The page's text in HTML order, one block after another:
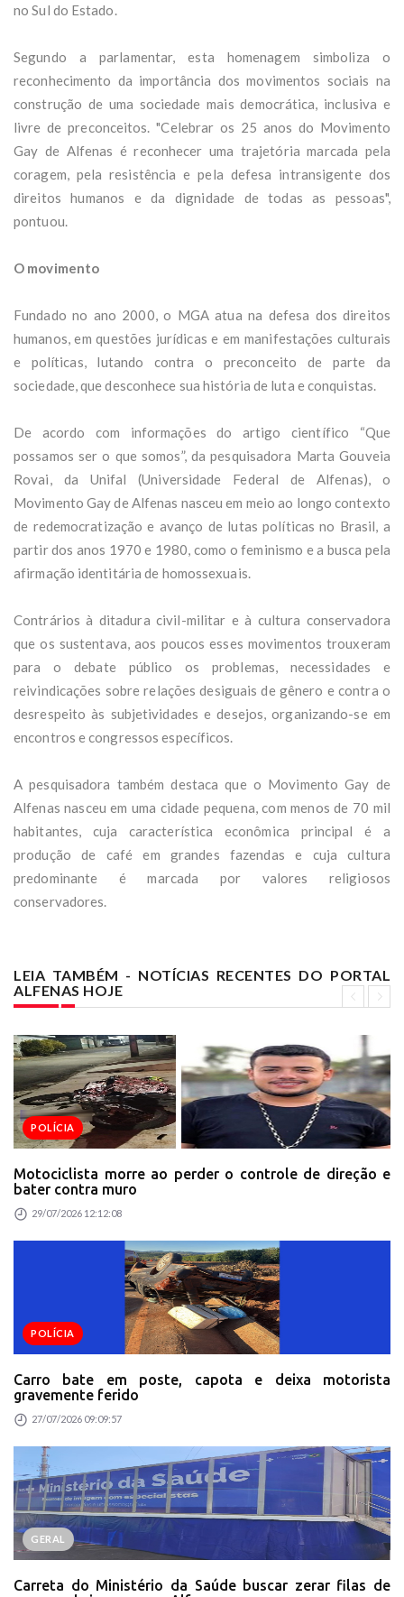
no Sul do Estado.
Segundo a parlamentar, esta homenagem simboliza o
reconhecimento da importância dos movimentos sociais na
construção de uma sociedade mais democrática, inclusiva e
livre de preconceitos. "Celebrar os 25 anos do Movimento
Gay de Alfenas é reconhecer uma trajetória marcada pela
coragem, pela resistência e pela defesa intransigente dos
direitos humanos e da dignidade de todas as pessoas",
pontuou.
O movimento
Fundado no ano 2000, o MGA atua na defesa dos direitos
humanos, em questões jurídicas e em manifestações culturais
e políticas, lutando contra o preconceito de parte da
sociedade, que desconhece sua história de luta e conquistas.
De acordo com informações do artigo científico “Que
possamos ser o que somos”, da pesquisadora Marta Gouveia
Rovai, da Unifal (Universidade Federal de Alfenas), o
Movimento Gay de Alfenas nasceu em meio ao longo contexto
de redemocratização e avanço de lutas políticas no Brasil, a
partir dos anos 1970 e 1980, como o feminismo e a busca pela
afirmação identitária de homossexuais.
Contrários à ditadura civil-militar e à cultura conservadora
que os sustentava, aos poucos esses movimentos trouxeram
para o debate público os problemas, necessidades e
reivindicações sobre relações desiguais de gênero e contra o
desrespeito às subjetividades e desejos, organizando-se em
encontros e congressos específicos.
A pesquisadora também destaca que o Movimento Gay de
Alfenas nasceu em uma cidade pequena, com menos de 70 mil
habitantes, cuja característica econômica principal é a
produção de café em grandes fazendas e cuja cultura
predominante é marcada por valores religiosos
conservadores.
LEIA TAMBÉM - NOTÍCIAS RECENTES DO PORTAL
ALFENAS HOJE
POLÍCIA
Motociclista morre ao perder o controle de direção e
bater contra muro
29/07/2026 12:12:08
POLÍCIA
Carro bate em poste, capota e deixa motorista
gravemente ferido
27/07/2026 09:09:57
GERAL
Carreta do Ministério da Saúde buscar zerar filas de